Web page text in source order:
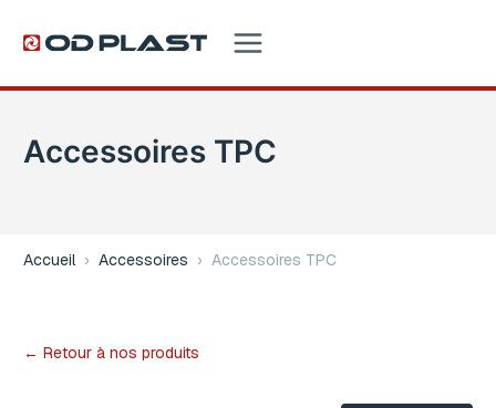
Accessoires TPC
Accueil › Accessoires › Accessoires TPC
← Retour à nos produits